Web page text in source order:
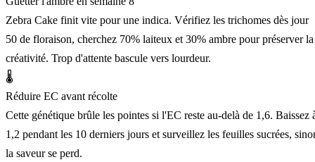
Zebra Cake finit vite pour une indica. Vérifiez les trichomes dès jour
50 de floraison, cherchez 70% laiteux et 30% ambre pour préserver la
créativité. Trop d'attente bascule vers lourdeur.
🌡️
Réduire EC avant récolte
Cette génétique brûle les pointes si l'EC reste au-delà de 1,6. Baissez
1,2 pendant les 10 derniers jours et surveillez les feuilles sucrées,
la saveur se perd.